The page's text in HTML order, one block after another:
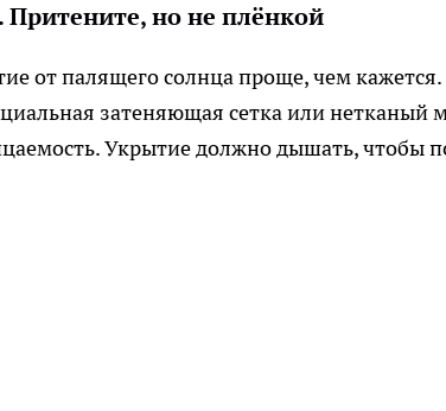
Притените, но не плёнкой
от палящего солнца проще, чем
затеняющая сетка или нетканый
Укрытие должно дышать, чтобы